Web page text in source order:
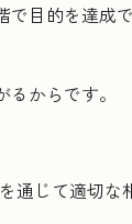
目的を達成
からです。
通じて適切